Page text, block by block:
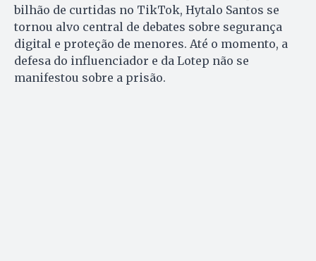
bilhão de curtidas no TikTok, Hytalo Santos se
tornou alvo central de debates sobre segurança
digital e proteção de menores. Até o momento, a
defesa do influenciador e da Lotep não se
manifestou sobre a prisão.